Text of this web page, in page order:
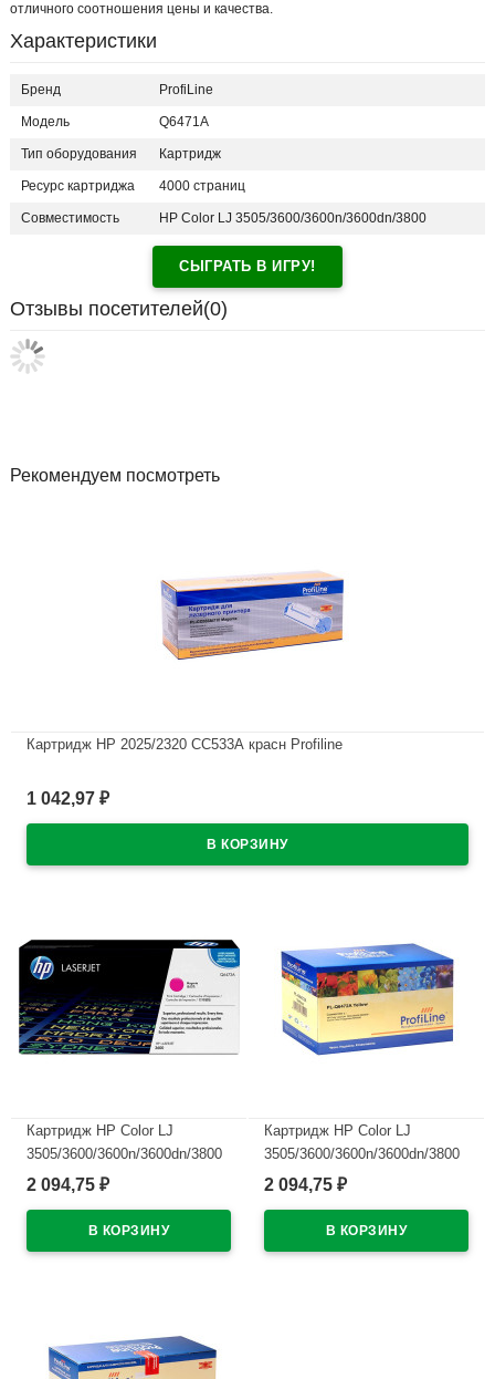
отличного соотношения цены и качества.
Характеристики
Бренд ProfiLine
Модель Q6471A
Тип оборудования Картридж
Ресурс картриджа 4000 страниц
Совместимость HP Color LJ 3505/3600/3600n/3600dn/3800
СЫГРАТЬ В ИГРУ!
Отзывы посетителей(0)
Рекомендуем посмотреть
Картридж HP 2025/2320 СС533А красн Profiline
1 042,97 ₽
Картридж HP Color LJ
3505/3600/3600n/3600dn/3800
Q6473A красный 4K Profiline
2 094,75 ₽
Картридж HP Color LJ
3505/3600/3600n/3600dn/3800
Q6472A желтый 4K Profiline
2 094,75 ₽